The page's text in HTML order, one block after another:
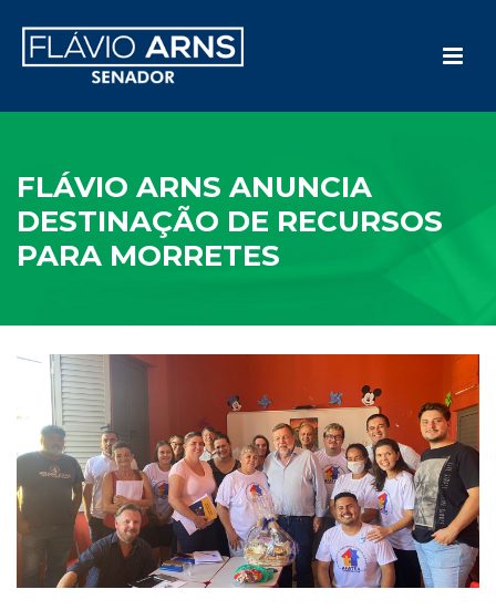
FLÁVIO ARNS ANUNCIA
DESTINAÇÃO DE RECURSOS
PARA MORRETES